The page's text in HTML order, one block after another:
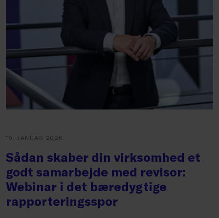
15. JANUAR 2026
Sådan skaber din virksomhed et
godt samarbejde med revisor:
Webinar i det bæredygtige
rapporteringsspor